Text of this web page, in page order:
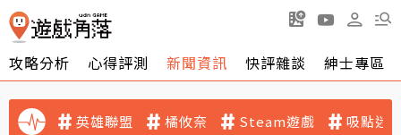
攻略分析 心得評測 新聞資訊 快評雜談 紳士專區
英雄聯盟 橘攸奈 Steam遊戲 吸點迷